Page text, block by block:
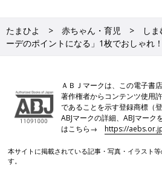
たまひよ 赤ちゃん・育児
し
ーデのポイントになる」1枚でおしゃれ
ＡＢＪマークは、この電子書
著作権者からコンテンツ使用
であることを示す登録商標（
ABJマークの詳細、ABJマー
はこちら→https://
本サイトに掲載されている記事・写真・イラスト
す。